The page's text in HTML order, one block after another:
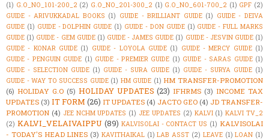
(1) G.O_NO_101-200_2 (2) G.O_NO_201-300_2 (1) G.O_NO_601-700_2 (1) GPF (2)
GUIDE - ARIVUKKADAL BOOKS (1) GUIDE - BRILLIANT GUIDE (1) GUIDE - DEIVA
GUIDE (1) GUIDE - DOLPHIN GUIDE (1) GUIDE - DON GUIDE (1) GUIDE - FULL MARKS
GUIDE (1) GUIDE - GEM GUIDE (1) GUIDE - JAMES GUIDE (1) GUIDE - JESVIN GUIDE (1)
GUIDE - KONAR GUIDE (1) GUIDE - LOYOLA GUIDE (1) GUIDE - MERCY GUIDE (1)
GUIDE - PENGUIN GUIDE (1) GUIDE - PREMIER GUIDE (1) GUIDE - SARAS GUIDE (1)
GUIDE - SELECTION GUIDE (1) GUIDE - SURA GUIDE (1) GUIDE - SURYA GUIDE (1)
GUIDE - WAY TO SUCCESS GUIDE (1) HM GUIDE (1) HM TRANSFER-PROMOTION
(6) HOLIDAY G.O (5) HOLIDAY UPDATES (23) IFHRMS (3) INCOME TAX
UPDATES (3) IT FORM (26) IT UPDATES (4) JACTO GEO (4) JD TRANSFER-
PROMOTION (4) JEE NCHM UPDATES (1) JEE UPDATES (2) KALVI (1) KALVI TV_2
(2) KALVI_VELAIVAIPPU (89) KALVISOLAI - CONTACT US (1) KALVISOLAI
- TODAY'S HEAD LINES (3) KAVITHAIKAL (1) LAB ASST (2) LEAVE (1) LOAN (1)